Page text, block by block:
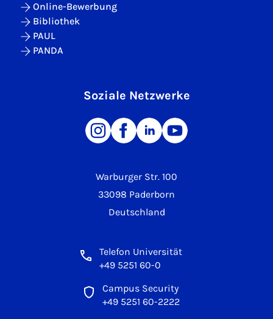
Warburger Str. 100
33098 Paderborn
Deutschland
Telefon Universität
+49 5251 60-0
Campus Security
+49 5251 60-2222
Online-Bewerbung
Bibliothek
PAUL
PANDA
Soziale Netzwerke